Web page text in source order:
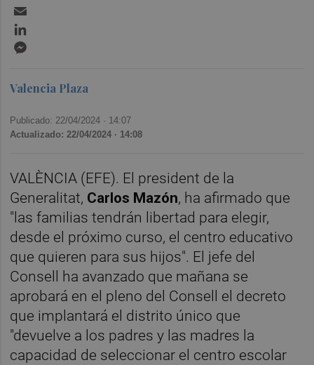
Valencia Plaza
Publicado: 22/04/2024 · 14:07
Actualizado: 22/04/2024 · 14:08
VALÈNCIA (EFE). El president de la
Generalitat, Carlos Mazón, ha afirmado que
"las familias tendrán libertad para elegir,
desde el próximo curso, el centro educativo
que quieren para sus hijos". El jefe del
Consell ha avanzado que mañana se
aprobará en el pleno del Consell el decreto
que implantará el distrito único que
"devuelve a los padres y las madres la
capacidad de seleccionar el centro escolar